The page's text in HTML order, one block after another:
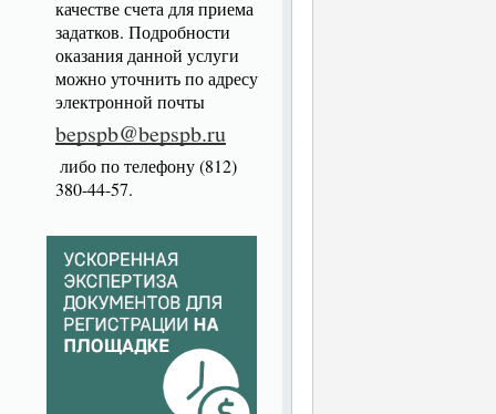
качестве счета для приема
задатков. Подробности
оказания данной услуги
можно уточнить по адресу
электронной почты
bepspb@bepspb.ru
либо по телефону (812)
380-44-57.